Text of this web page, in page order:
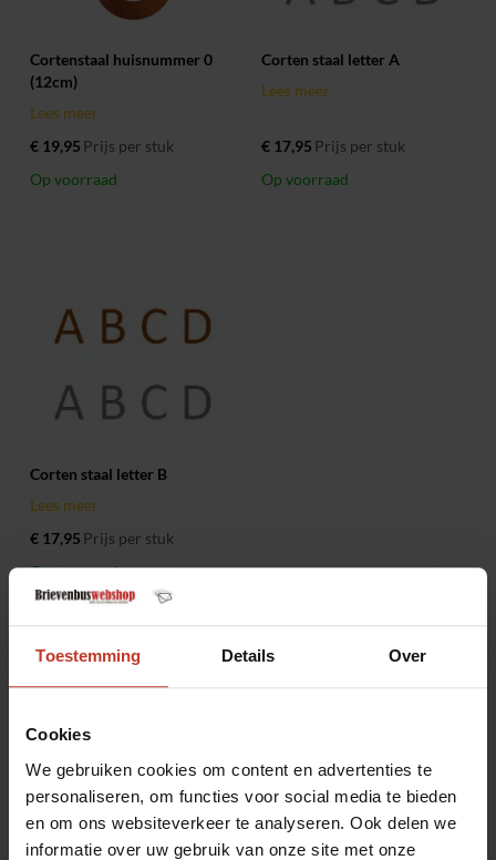
Toestemming Details Over
Cookies
We gebruiken cookies om content en advertenties te
personaliseren, om functies voor social media te bieden
en om ons websiteverkeer te analyseren. Ook delen we
informatie over uw gebruik van onze site met onze
Cortenstaal huisnummer 0
(12cm)
Lees meer
€ 19,95 Prijs per stuk
Op voorraad
Corten staal letter A
Lees meer
€ 17,95 Prijs per stuk
Op voorraad
Corten staal letter B
Lees meer
€ 17,95 Prijs per stuk
Op voorraad
Huisnummers cortenstaal kopen
Huisnummers van cortenstaal zijn soms moeilijk te vinden.
Gelukkig hebben wij op Brievenbuswebshop naast de verkoop van
cortenstalen brievenbussen, ook corten huisnummers. Een
combinatie van beide is hierbij uiteraard het mooiste. Hoewel de